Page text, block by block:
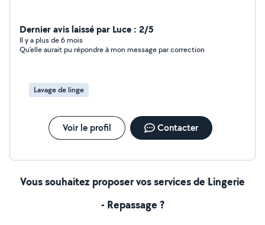
Dernier avis laissé par Luce : 2/5
Il y a plus de 6 mois
Qu'elle aurait pu répondre à mon message par correction
Lavage de linge
Voir le profil Contacter
Vous souhaitez proposer vos services de Lingerie
- Repassage ?